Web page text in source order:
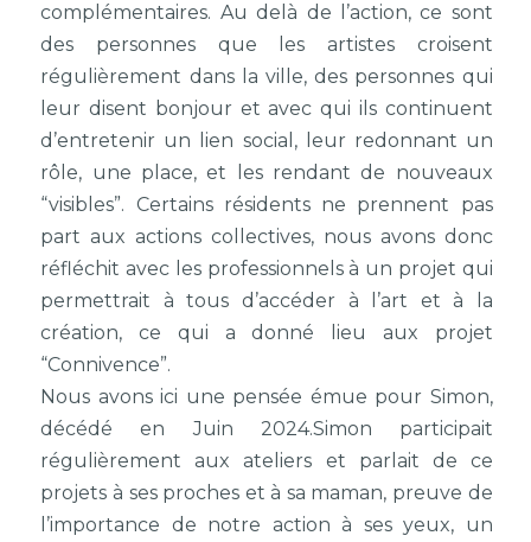
complémentaires. Au delà de l’action, ce sont
des personnes que les artistes croisent
régulièrement dans la ville, des personnes qui
leur disent bonjour et avec qui ils continuent
d’entretenir un lien social, leur redonnant un
rôle, une place, et les rendant de nouveaux
“visibles”. Certains résidents ne prennent pas
part aux actions collectives, nous avons donc
réfléchit avec les professionnels à un projet qui
permettrait à tous d’accéder à l’art et à la
création, ce qui a donné lieu aux projet
“Connivence”.
Nous avons ici une pensée émue pour Simon,
décédé en Juin 2024.Simon participait
régulièrement aux ateliers et parlait de ce
projets à ses proches et à sa maman, preuve de
l’importance de notre action à ses yeux, un